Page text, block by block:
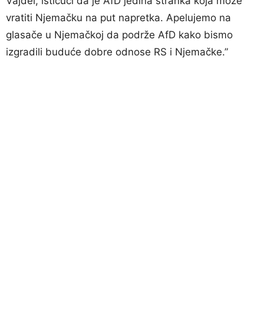
vratiti Njemačku na put napretka. Apelujemo na
glasače u Njemačkoj da podrže AfD kako bismo
izgradili buduće dobre odnose RS i Njemačke.”